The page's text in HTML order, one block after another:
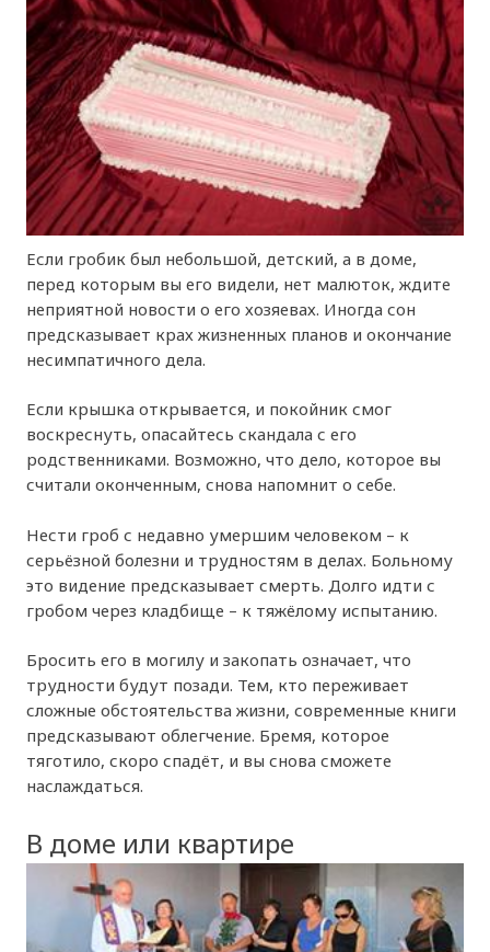
Если гробик был небольшой, детский, а в доме,
перед которым вы его видели, нет малюток, ждите
неприятной новости о его хозяевах. Иногда сон
предсказывает крах жизненных планов и окончание
несимпатичного дела.
Если крышка открывается, и покойник смог
воскреснуть, опасайтесь скандала с его
родственниками. Возможно, что дело, которое вы
считали оконченным, снова напомнит о себе.
Нести гроб с недавно умершим человеком – к
серьёзной болезни и трудностям в делах. Больному
это видение предсказывает смерть. Долго идти с
гробом через кладбище – к тяжёлому испытанию.
Бросить его в могилу и закопать означает, что
трудности будут позади. Тем, кто переживает
сложные обстоятельства жизни, современные книги
предсказывают облегчение. Бремя, которое
тяготило, скоро спадёт, и вы снова сможете
наслаждаться.
В доме или квартире